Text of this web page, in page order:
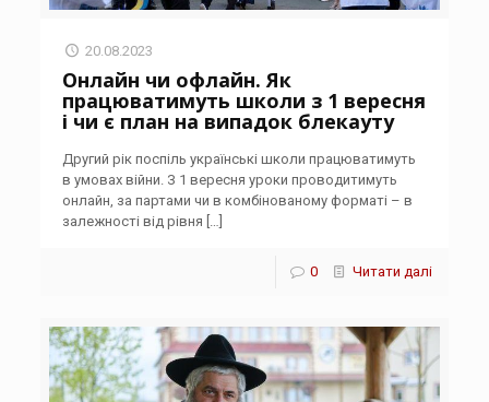
20.08.2023
Онлайн чи офлайн. Як
працюватимуть школи з 1 вересня
і чи є план на випадок блекауту
Другий рік поспіль українські школи працюватимуть
в умовах війни. З 1 вересня уроки проводитимуть
онлайн, за партами чи в комбінованому форматі – в
залежності від рівня […]
0 Читати далі